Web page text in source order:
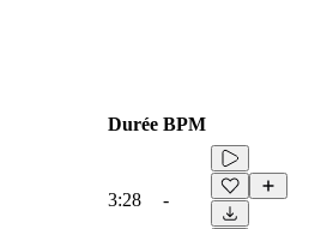
Durée BPM
3:28 -